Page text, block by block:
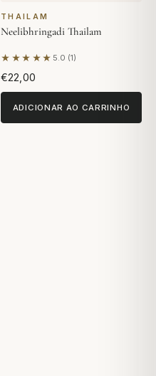
THAILAM
Neelibhringadi Thailam
★★★★★ 5.0 (1)
Com base em 1 avaliação
€22,00
ADICIONAR AO CARRINHO